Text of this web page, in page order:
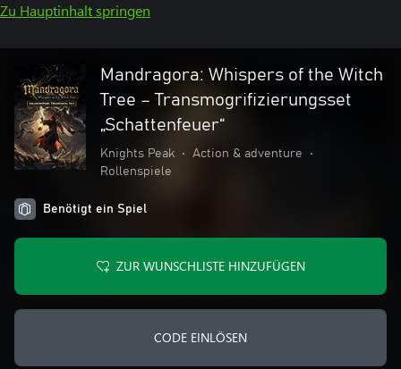
Zu Hauptinhalt springen
Mandragora: Whispers of the Witch
Tree – Transmogrifizierungsset
„Schattenfeuer“
Knights Peak • Action & adventure
•
Rollenspiele
Benötigt ein Spiel
ZUR WUNSCHLISTE HINZUFÜGEN
CODE EINLÖSEN